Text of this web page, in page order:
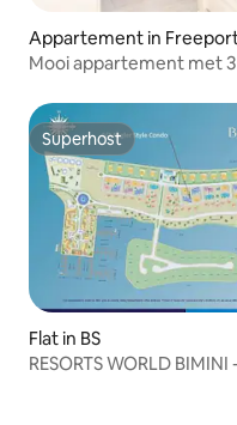
Appartement in
Mooi appartement met
Superhost
Superhost
Flat in BS
RESORTS WORLD